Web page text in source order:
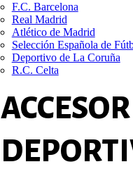
F.C. Barcelona
Real Madrid
Atlético de Madrid
Selección Española de
Deportivo de La Coruña
R.C. Celta